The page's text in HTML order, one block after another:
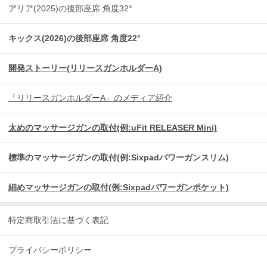
アリア(2025)の後部座席 角度32°
キックス(2026)の後部座席 角度22°
開発ストーリー(リリースガンホルダーA)
「リリースガンホルダーA」のメディア紹介
太めのマッサージガンの取付(例:uFit RELEASER Mini)
標準のマッサージガンの取付(例:Sixpadパワーガンスリム)
細めマッサージガンの取付(例:Sixpadパワーガンポケット)
特定商取引法に基づく表記
プライバシーポリシー